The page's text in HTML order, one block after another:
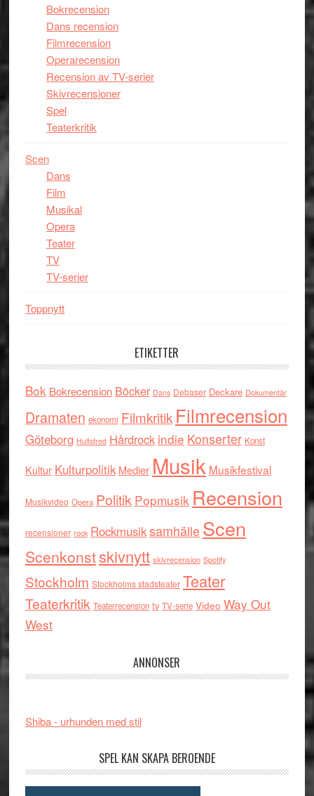
Bokrecension
Dans recension
Filmrecension
Operarecension
Recension av TV-serier
Skivrecensioner
Spel
Teaterkritik
Scen
Dans
Film
Musikal
Opera
Teater
TV
TV-serier
Toppnytt
ETIKETTER
Bok Bokrecension Böcker Dans Debaser Deckare Dokumentär
Dramaten ekonomi Filmkritik Filmrecension
Göteborg Hultsfred Hårdrock indie Konserter Konst
Kultur Kulturpolitik Medier Musik Musikfestival
Musikvideo Opera Politik Popmusik Recension
recensioner rock RockmusiksamhälleScen
Scenkonstskivnytt skivrecension Spotify
Stockholm Stockholms stadsteater Teater
Teaterkritik Teaterrecension tv TV-serie Video Way Out
West
ANNONSER
Shiba - urhunden med stil
SPEL KAN SKAPA BEROENDE